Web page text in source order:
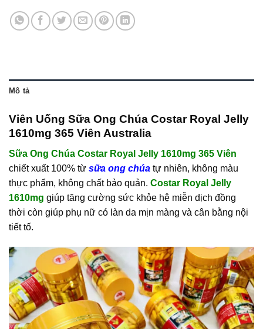
Mô tả
Viên Uống Sữa Ong Chúa Costar Royal Jelly
1610mg 365 Viên Australia
Sữa Ong Chúa Costar Royal Jelly 1610mg 365 Viên
chiết xuất 100% từ sữa ong chúa tự nhiên, không màu
thực phẩm, không chất bảo quản. Costar Royal Jelly
1610mg giúp tăng cường sức khỏe hệ miễn dịch đồng
thời còn giúp phụ nữ có làn da mịn màng và cân bằng nội
tiết tố.